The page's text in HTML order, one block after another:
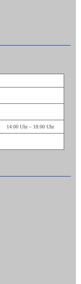
14:00 Uhr – 18:00 Uhr